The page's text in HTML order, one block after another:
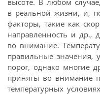
в реальной жизни, и,
факторы, такие как
направленность и др.,
во внимание.
правильные значения,
порог, однако многие
приняты во внимание
температурных